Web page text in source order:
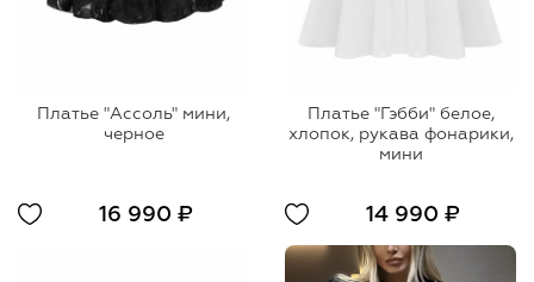
Платье "Ассоль" мини,
черное
16 990 ₽
Платье "Гэбби" белое,
хлопок, рукава фонарики,
мини
14 990 ₽